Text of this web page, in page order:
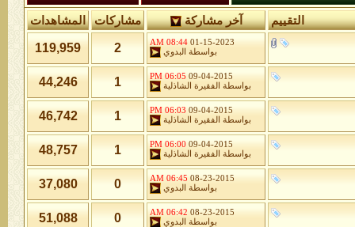
التقييم آخر مشاركة مشاركات المشاهدات
01-15-2023
08:44 AM
بواسطة
البدوي 2
119,959
09-04-2015
06:05 PM
بواسطة
الفقيرة الشاذلية 1
44,246
09-04-2015
06:03 PM
بواسطة
الفقيرة الشاذلية 1
46,742
09-04-2015
06:00 PM
بواسطة
الفقيرة الشاذلية 1
48,757
08-23-2015
06:45 AM
بواسطة
البدوي 0
37,080
08-23-2015
06:42 AM
بواسطة
البدوي 0
51,088